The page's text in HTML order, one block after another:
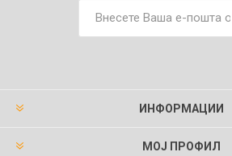
ИНФОРМАЦИИ
МОЈ ПРОФИЛ